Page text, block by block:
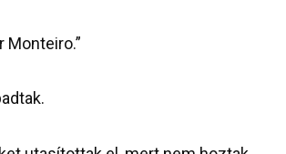
Monteiro.”